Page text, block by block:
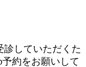
診していただくた
約をお願いして